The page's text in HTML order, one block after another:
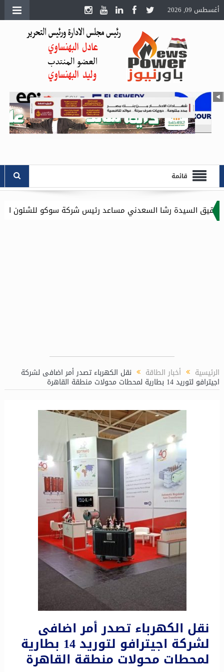
أغسطس 09, 2026
قائمة
السعدني مساعد رئيس شركة سوكو للشئون الادارية .. وموقع باور
الرئيسية أخبار الطاقة نقل الكهرباء تصدر أمر اضافى لشركة
اجيترافو لتوريد 14 بطارية لمحطات محولات منطقة القاهرة
نقل الكهرباء تصدر أمر اضافى
لشركة اجيترافو لتوريد 14 بطارية
لمحطات محولات منطقة القاهرة